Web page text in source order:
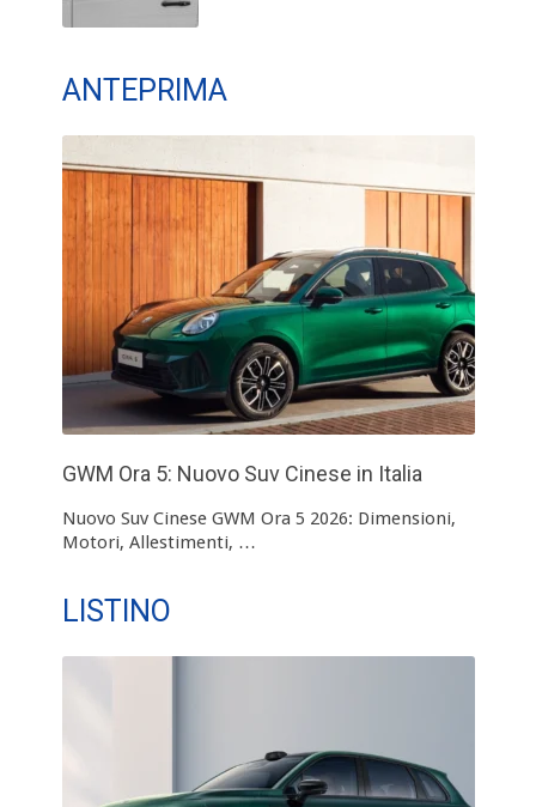
ANTEPRIMA
GWM Ora 5: Nuovo Suv Cinese in Italia
Nuovo Suv Cinese GWM Ora 5 2026: Dimensioni,
Motori, Allestimenti, …
LISTINO